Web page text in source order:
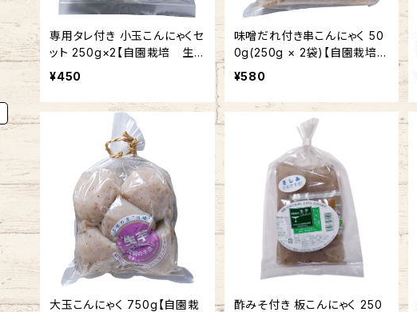
専用タレ付き 小玉こんにゃくセ
ット 250g×2【自園栽培 生
芋こんにゃく 三分玉】
¥450
味噌だれ付き串こんにゃく 50
0g(250g × 2袋)【自園栽培
生芋こんにゃく】
¥580
大玉こんにゃく 750g【自園栽
酢みそ付き 板こんにゃく 250